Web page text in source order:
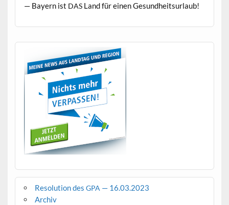
— Bay­ern ist DASLand für einen Gesundheitsurlaub!
Resolution des GPA — 16.03.2023
Archiv